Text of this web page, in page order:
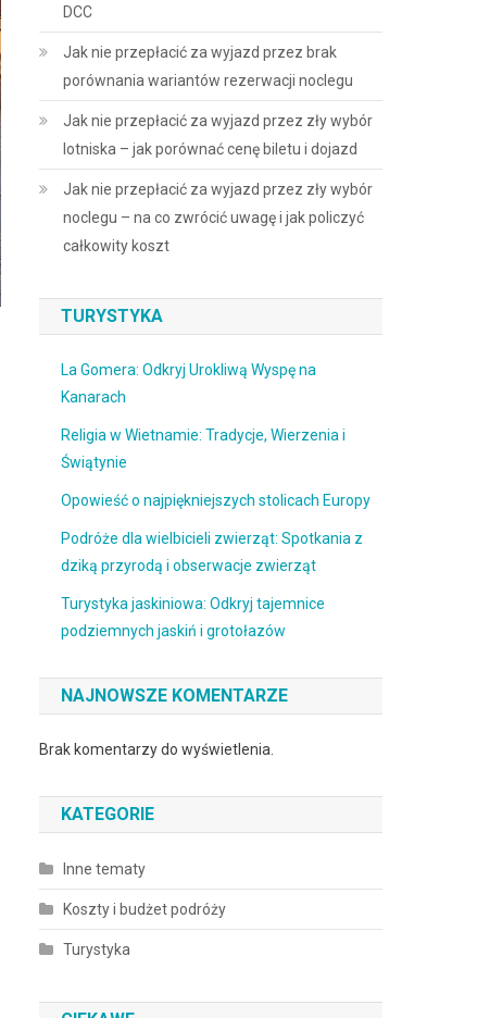
DCC
Jak nie przepłacić za wyjazd przez brak
porównania wariantów rezerwacji noclegu
Jak nie przepłacić za wyjazd przez zły wybór
lotniska – jak porównać cenę biletu i dojazd
Jak nie przepłacić za wyjazd przez zły wybór
noclegu – na co zwrócić uwagę i jak policzyć
całkowity koszt
TURYSTYKA
La Gomera: Odkryj Urokliwą Wyspę na
Kanarach
Religia w Wietnamie: Tradycje, Wierzenia i
Świątynie
Opowieść o najpiękniejszych stolicach Europy
Podróże dla wielbicieli zwierząt: Spotkania z
dziką przyrodą i obserwacje zwierząt
Turystyka jaskiniowa: Odkryj tajemnice
podziemnych jaskiń i grotołazów
NAJNOWSZE KOMENTARZE
Brak komentarzy do wyświetlenia.
KATEGORIE
Inne tematy
Koszty i budżet podróży
Turystyka